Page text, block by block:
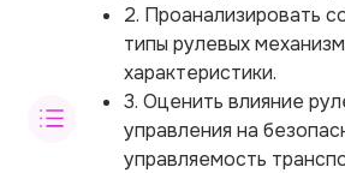
2. Проанализировать
типы рулевых
характеристики.
3. Оценить влияние
управления на
управляемость